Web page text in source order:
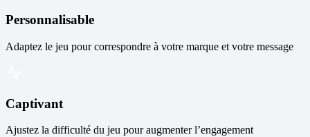
Personnalisable
Adaptez le jeu pour correspondre à votre marque et votre message
Captivant
Ajustez la difficulté du jeu pour augmenter l’engagement